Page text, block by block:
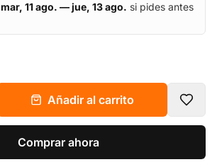
mar, 11 ago. — jue, 13 ago. si pides antes
Añadir al carrito
Comprar ahora